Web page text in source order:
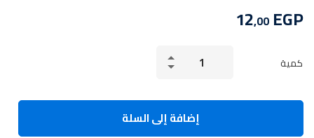
12,00 EGP
كمية
إضافة إلى السلة